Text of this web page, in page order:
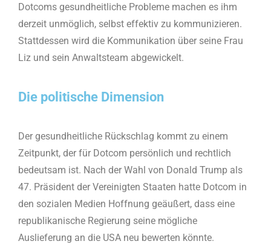
Dotcoms gesundheitliche Probleme machen es ihm
derzeit unmöglich, selbst effektiv zu kommunizieren.
Stattdessen wird die Kommunikation über seine Frau
Liz und sein Anwaltsteam abgewickelt.
Die politische Dimension
Der gesundheitliche Rückschlag kommt zu einem
Zeitpunkt, der für Dotcom persönlich und rechtlich
bedeutsam ist. Nach der Wahl von Donald Trump als
47. Präsident der Vereinigten Staaten hatte Dotcom in
den sozialen Medien Hoffnung geäußert, dass eine
republikanische Regierung seine mögliche
Auslieferung an die USA neu bewerten könnte.